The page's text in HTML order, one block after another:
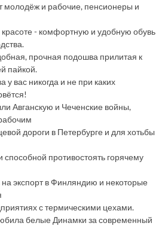
молодёж и рабочие, пенсионеры и
- комфортную и удобную обувь
прочная подошва прилитая к
пайкой.
у вас никогда и не при каких
Авганскую и Чеченские войны,
дороги в Петербурге и для хотьбы
противостоять горячему
на экспорт в Финляндию и некоторые
с термическими цехами.
белые Динамки за современный